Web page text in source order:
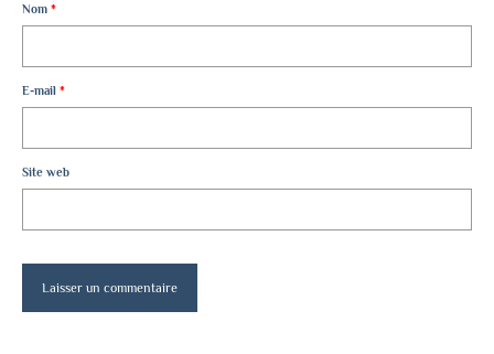
Nom *
E-mail *
Site web